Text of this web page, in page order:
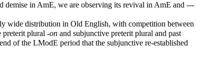
demise in AmE, we are observing its revival in AmE and ---
wide distribution in Old English, with competition between
plural -on and subjunctive preterit plural and past
of the LModE period that the subjunctive re-established